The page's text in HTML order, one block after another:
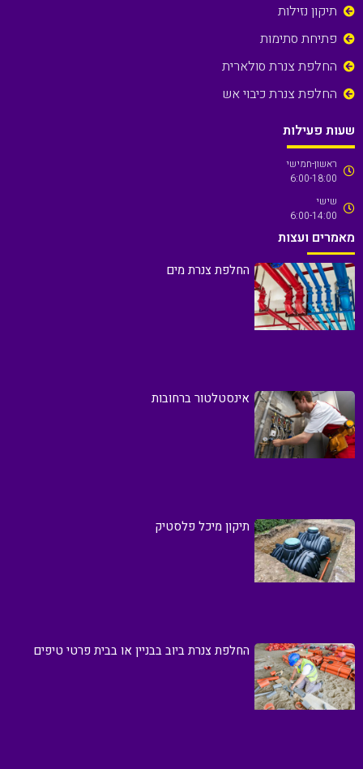
תיקון נזילות
פתיחת סתימות
החלפת צנרת סולארית
החלפת צנרת כיבוי אש
שעות פעילות
ראשון-חמישי
6:00-18:00
שישי
6:00-14:00
מאמרים ועצות
החלפת צנרת מים
אינסטלטור ברחובות
תיקון מיכל פלסטיק
החלפת צנרת ביוב בבניין או בבית פרטי טיפים